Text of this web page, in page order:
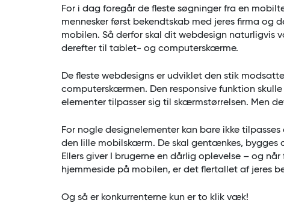
For i dag foregår de fleste søgninger fra en
mennesker først bekendtskab med jeres firma og
mobilen. Så derfor skal dit webdesign naturligvis
derefter til tablet- og computerskærme.
De fleste webdesigns er udviklet den stik
computerskærmen. Den responsive funktion
elementer tilpasser sig til skærmstørrelsen. Men
For nogle designelementer kan bare ikke
den lille mobilskærm. De skal gentænkes, bygges
Ellers giver I brugerne en dårlig oplevelse – og
hjemmeside på mobilen, er det flertallet af jeres
Og så er konkurrenterne kun er to klik væk!